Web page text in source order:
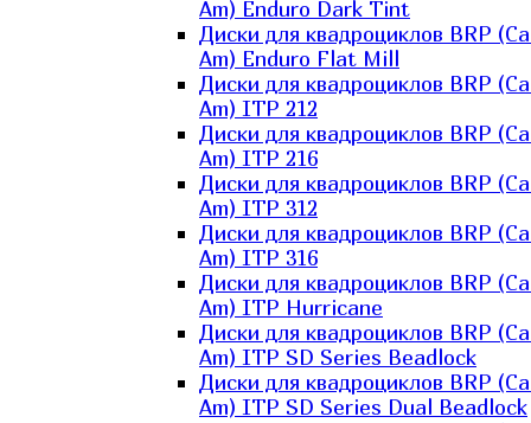
Am) Enduro Dark Tint
Диски для квадроциклов BRP
Am) Enduro Flat Mill
Диски для квадроциклов BRP
Am) ITP 212
Диски для квадроциклов BRP
Am) ITP 216
Диски для квадроциклов BRP
Am) ITP 312
Диски для квадроциклов BRP
Am) ITP 316
Диски для квадроциклов BRP
Am) ITP Hurricane
Диски для квадроциклов BRP
Am) ITP SD Series Beadlock
Диски для квадроциклов BRP
Am) ITP SD Series Dual Beadlock